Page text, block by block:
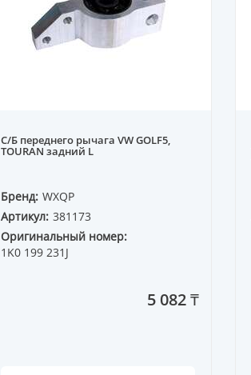
С/Б переднего рычага VW GOLF5,
TOURAN задний L
Бренд: WXQP
Артикул: 381173
Оригинальный номер:
1K0 199 231J
5 082 ₸